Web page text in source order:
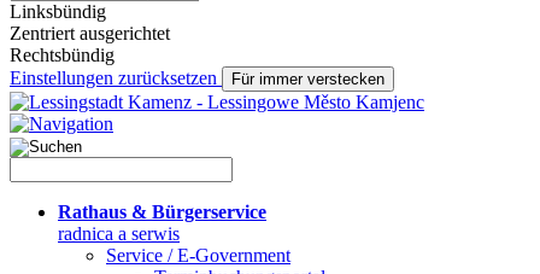
Linksbündig
Zentriert ausgerichtet
Rechtsbündig
Einstellungen zurücksetzen
Für immer verstecken
Rathaus & Bürgerservice
radnica a serwis
Service / E-Government